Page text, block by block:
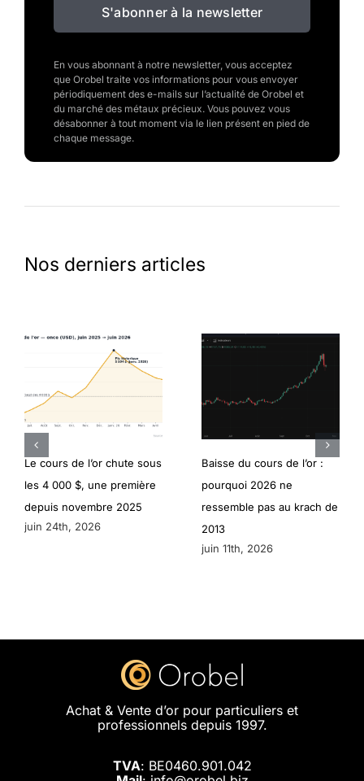
S'abonner à la newsletter
En vous abonnant à notre newsletter, vous acceptez
que Orobel traite vos informations pour vous envoyer
périodiquement des e-mails sur l’actualité de Orobel et
du marché des métaux précieux. Vous pouvez vous
désabonner à tout moment via le lien présent en pied de
chaque message.
Nos derniers articles
Le cours de l’or chute sous
les 4 000 $, une première
depuis novembre 2025
juin 24th, 2026
Baisse du cours de l’or :
pourquoi 2026 ne
ressemble pas au krach de
2013
juin 11th, 2026
Achat & Vente d’or pour particuliers et
professionnels depuis 1997.
TVA: BE0460.901.042